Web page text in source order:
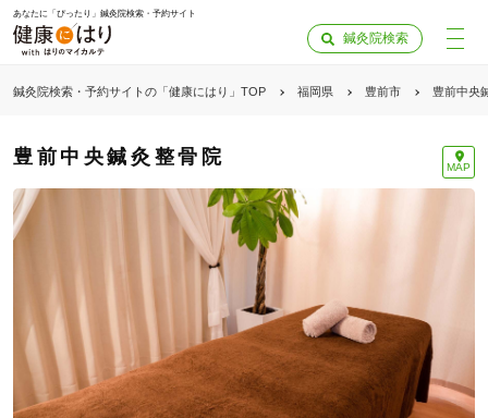
あなたに「ぴったり」鍼灸院検索・予約サイト
鍼灸院検索
鍼灸院検索・予約サイトの「健康にはり」TOP 福岡県 豊前市 豊前中央
豊前中央鍼灸整骨院 MAP